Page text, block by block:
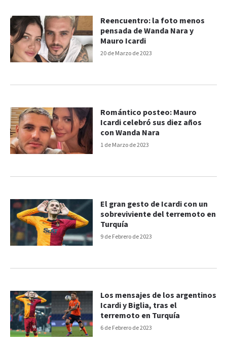
20 de Marzo de 2023
Reencuentro: la foto menos
pensada de Wanda Nara y
Mauro Icardi
1 de Marzo de 2023
Romántico posteo: Mauro
Icardi celebró sus diez años
con Wanda Nara
9 de Febrero de 2023
El gran gesto de Icardi con un
sobreviviente del terremoto en
Turquía
6 de Febrero de 2023
Los mensajes de los argentinos
Icardi y Biglia, tras el
terremoto en Turquía